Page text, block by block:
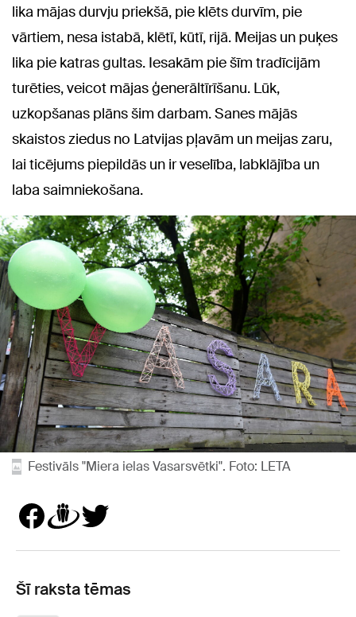
lika mājas durvju priekšā, pie klēts durvīm, pie
vārtiem, nesa istabā, klētī, kūtī, rijā. Meijas un puķes
lika pie katras gultas. Iesakām pie šīm tradīcijām
turēties, veicot mājas ģenerāltīrīšanu. Lūk,
uzkopšanas plāns šim darbam. Sanes mājās
skaistos ziedus no Latvijas pļavām un meijas zaru,
lai ticējums piepildās un ir veselība, labklājība un
laba saimniekošana.
Festivāls "Miera ielas Vasarsvētki". Foto: LETA
Šī raksta tēmas